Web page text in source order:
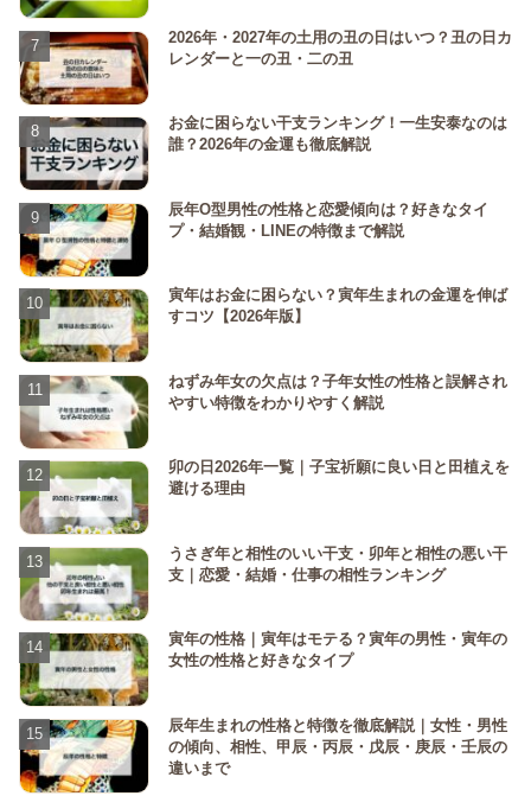
2026年・2027年の土用の丑の日はいつ？丑の日カ
レンダーと一の丑・二の丑
お金に困らない干支ランキング！一生安泰なのは
誰？2026年の金運も徹底解説
辰年O型男性の性格と恋愛傾向は？好きなタイ
プ・結婚観・LINEの特徴まで解説
寅年はお金に困らない？寅年生まれの金運を伸ば
すコツ【2026年版】
ねずみ年女の欠点は？子年女性の性格と誤解され
やすい特徴をわかりやすく解説
卯の日2026年一覧｜子宝祈願に良い日と田植えを
避ける理由
うさぎ年と相性のいい干支・卯年と相性の悪い干
支｜恋愛・結婚・仕事の相性ランキング
寅年の性格｜寅年はモテる？寅年の男性・寅年の
女性の性格と好きなタイプ
辰年生まれの性格と特徴を徹底解説｜女性・男性
の傾向、相性、甲辰・丙辰・戊辰・庚辰・壬辰の
違いまで